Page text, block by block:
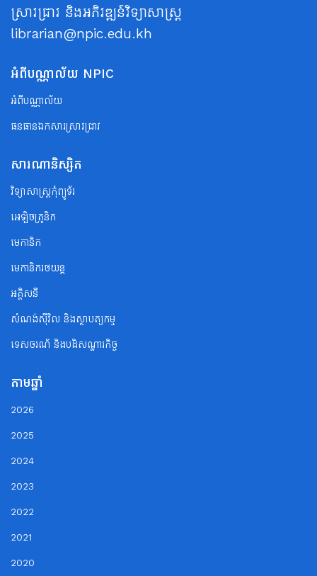
ស្រាវជ្រាវ និងអភិវឌ្ឍន៍វិទ្យាសាស្ត្រ
librarian@npic.edu.kh
អំពីបណ្ណាល័យ NPIC
អំពីបណ្ណាល័យ
ធនធានឯកសារស្រាវជ្រាវ
សារណានិស្សិត
វិទ្យាសាស្ត្រកុំព្យូទ័រ
អេឡិចត្រូនិក
មេកានិក
មេកានិករថយន្ត
អគ្គិសនី
សំណង់ស៊ីវិល និងស្ថាបត្យកម្ម
ទេសចរណ័ និងបដិសណ្ឋារកិច្ច
តាមឆ្នាំ
2026
2025
2024
2023
2022
2021
2020